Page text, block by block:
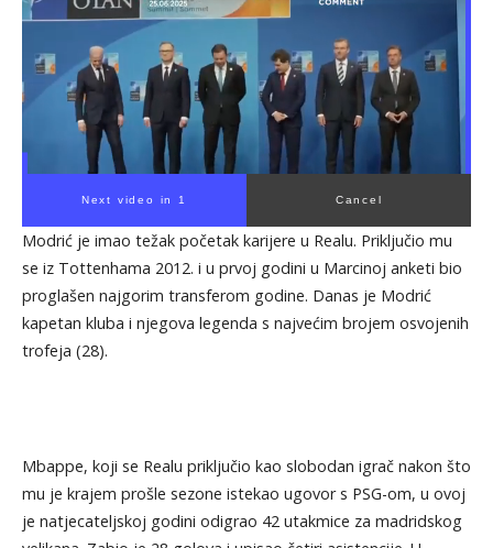
Next video in 1 Cancel
Modrić je imao težak početak karijere u Realu. Priključio mu
se iz Tottenhama 2012. i u prvoj godini u Marcinoj anketi bio
proglašen najgorim transferom godine. Danas je Modrić
kapetan kluba i njegova legenda s najvećim brojem osvojenih
trofeja (28).
Mbappe, koji se Realu priključio kao slobodan igrač nakon što
mu je krajem prošle sezone istekao ugovor s PSG-om, u ovoj
je natjecateljskoj godini odigrao 42 utakmice za madridskog